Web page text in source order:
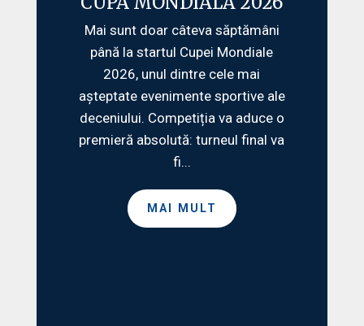
Mai sunt doar câteva săptămâni
până la startul Cupei Mondiale
2026, unul dintre cele mai
așteptate evenimente sportive ale
deceniului. Competiția va aduce o
premieră absolută: turneul final va
fi...
MAI MULT